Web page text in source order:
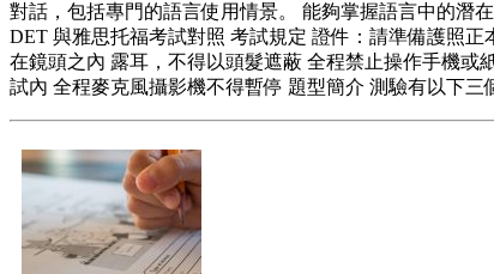
對話，包括專門的語言使用情景。 能夠掌握語言中的潛
DET 與雅思托福考試對照 考試規定 證件：請準備護照
在鏡頭之內 露耳，不得以頭髮遮蔽 全程禁止操作手機
試內 全程麥克風攝影機不得暫停 題型簡介 測驗有以下